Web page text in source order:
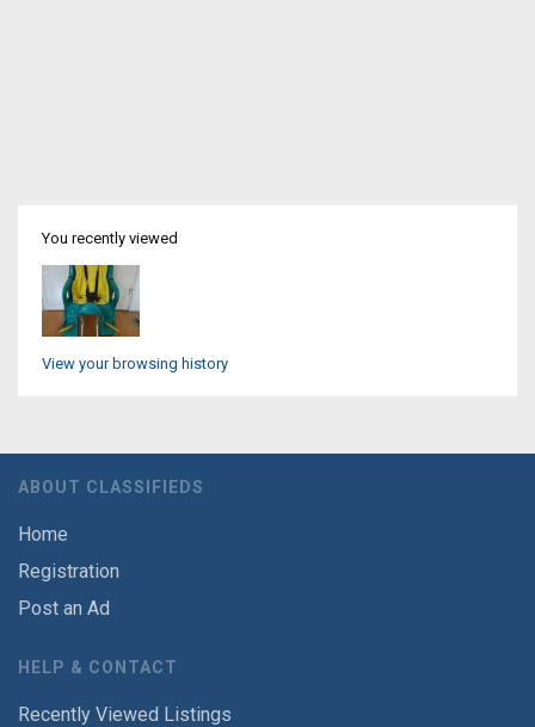
You recently viewed
View your browsing history
ABOUT CLASSIFIEDS
Home
Registration
Post an Ad
HELP & CONTACT
Recently Viewed Listings